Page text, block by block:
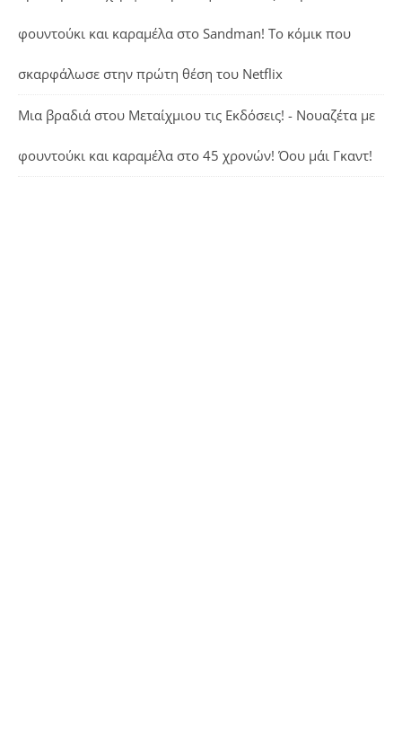
φουντούκι και καραμέλα στο Sandman! Το κόμικ που
σκαρφάλωσε στην πρώτη θέση του Netflix
Μια βραδιά στου Μεταίχμιου τις Εκδόσεις! - Νουαζέτα με
φουντούκι και καραμέλα στο 45 χρονών! Όου μάι Γκαντ!